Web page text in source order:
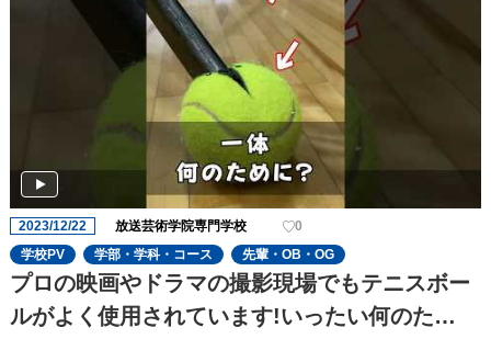
2023/12/22 放送芸術学院専門学校
0
学校PV
学部・学科・コース 先輩・OB・OG
プロの映画やドラマの撮影現場でもテニスボー
ルがよく使用されています!いったい何のた